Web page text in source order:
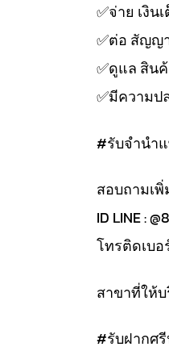
✅️จ่าย เงิ
✅️ต่อ สัญญ
✅️ดูแล สิน
✅️มีความป
#รับจํานํา
สอบถามเ
ID LINE :
โทรติดเบอ
สาขาที่ให้บ
#รับฝากศ